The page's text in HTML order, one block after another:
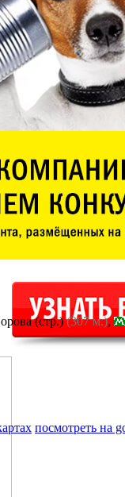
(стр.)(307 м.),
посмотреть на